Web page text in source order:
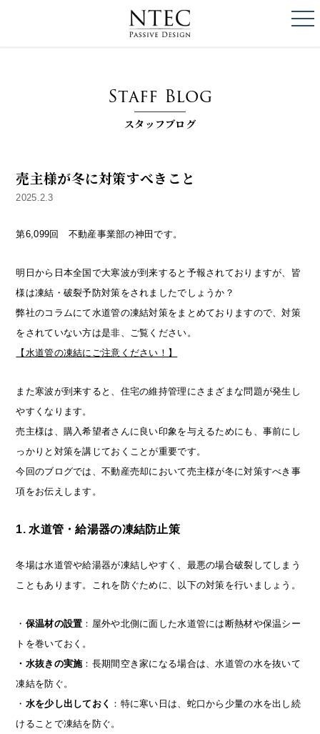
Staff Blog
スタッフブログ
売主様が冬に対策すべきこと
2025.2.3
第6,099回 不動産事業部の神田です。
明日から日本全国で大寒波が到来すると予報されておりますが、皆
様は凍結・破裂予防対策をされましたでしょうか？
弊社のコラムにて水道管の凍結対策をまとめておりますので、対策
をされていない方は是非、ご覧ください。
【水道管の凍結にご注意ください！】
また寒波が到来すると、住宅の維持管理にさまざまな問題が発生し
やすくなります。
売主様は、購入希望者さんに良い印象を与えるためにも、事前にし
っかりと対策を講じておくことが重要です。
今回のブログでは、不動産売却において売主様が冬に対策すべき事
項をお伝えします。
1. 水道管・給湯器の凍結防止策
冬場は水道管や給湯器が凍結しやすく、最悪の場合破裂してしまう
こともあります。これを防ぐために、以下の対策を行いましょう。
・ 保温材の設置 ：屋外や北側に面した水道管には断熱材や保温シー
トを巻いておく。
・水抜きの実施：長期間空き家になる場合は、水道管の水を抜いて
凍結を防ぐ。
・ 水を少し出しておく ：特に寒い日は、蛇口から少量の水を出し続
けることで凍結を防ぐ。